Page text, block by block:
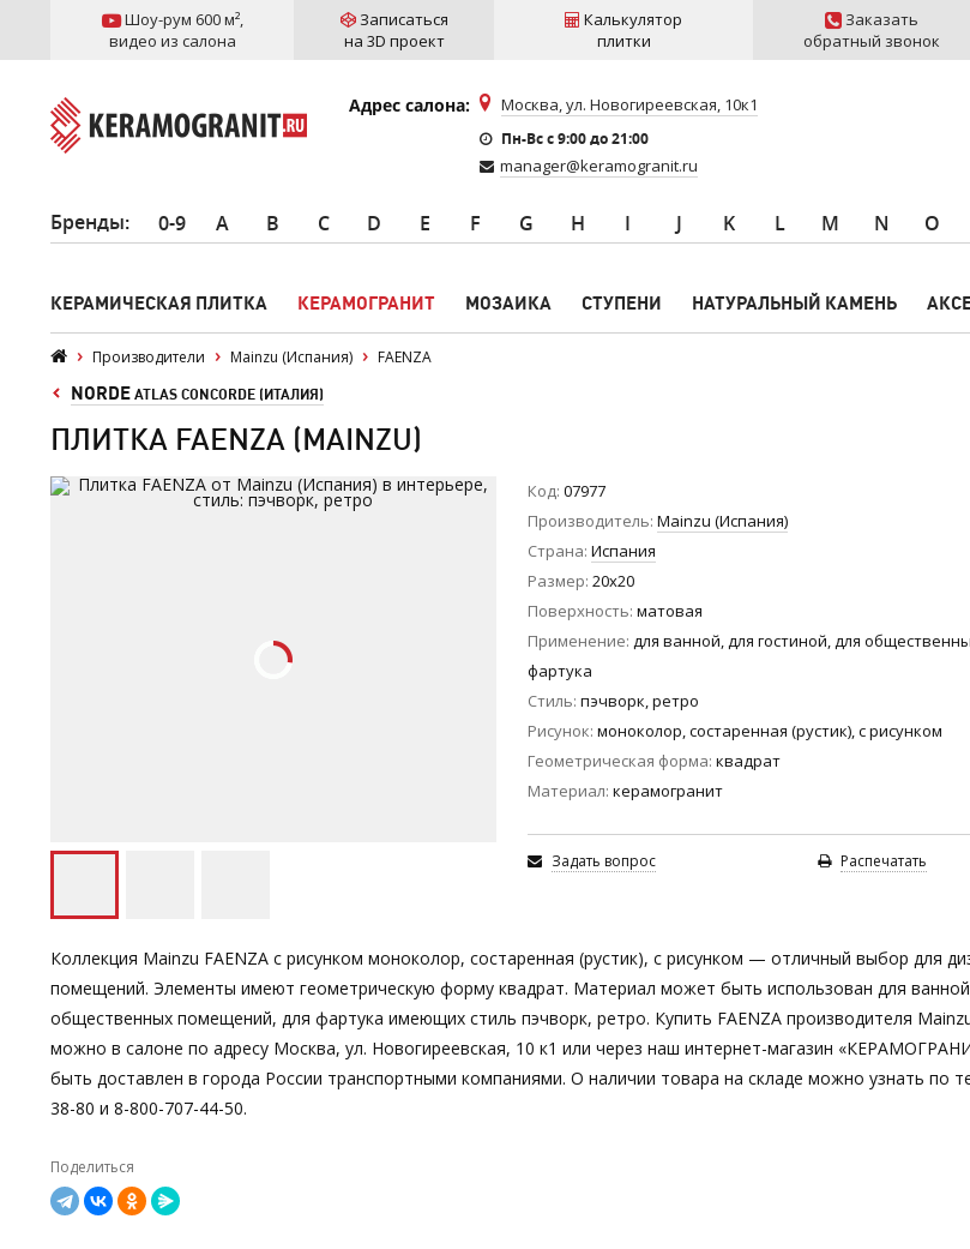
Шоу-рум 600 м²,
видео из салона
Записаться
на 3D проект
Калькулятор
плитки
Заказать
обратный звонок
Адрес салона: Москва, ул. Новогиреевская, 10к1
Пн-Вс c 9:00 до 21:00
manager@keramogranit.ru
Бренды: 0-9 A B C D E F G H I J K L M N O
КЕРАМИЧЕСКАЯ ПЛИТКА КЕРАМОГРАНИТ МОЗАИКА СТУПЕНИ НАТУРАЛЬНЫЙ КАМЕНЬ
Производители Mainzu (Испания) FAENZA
NORDE ATLAS CONCORDE (ИТАЛИЯ)
ПЛИТКА FAENZA (MAINZU)
Код 07977
Производитель Mainzu (Испания)
Страна Испания
Размер 20x20
Поверхность матовая
Применение для ванной, для гостиной, для
фартука
Стиль пэчворк, ретро
Рисунок моноколор, состаренная (рустик), с рисунком
Геометрическая форма квадрат
Материал керамогранит
Задать вопрос Распечатать
Коллекция Mainzu FAENZA с рисунком моноколор, состаренная (рустик), с рисунком — отличный выбор для
помещений. Элементы имеют геометрическую форму квадрат. Материал может быть использован для
общественных помещений, для фартука имеющих стиль пэчворк, ретро. Купить FAENZA производителя
можно в салоне по адресу Москва, ул. Новогиреевская, 10 к1 или через наш интернет-магазин
быть доставлен в города России транспортными компаниями. О наличии товара на складе можно узнать по
38-80 и 8-800-707-44-50.
Поделиться